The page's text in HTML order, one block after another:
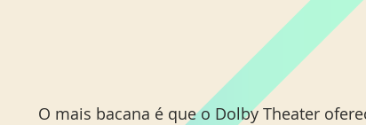
O mais bacana é que o Dolby Theater